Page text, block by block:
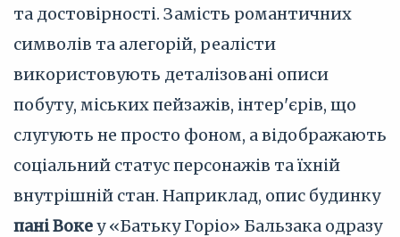
та достовірності. Замість романтичних
символів та алегорій, реалісти
використовують деталізовані описи
побуту, міських пейзажів, інтер'єрів, що
слугують не просто фоном, а відображають
соціальний статус персонажів та їхній
внутрішній стан. Наприклад, опис будинку
пані Вокеу «Батьку Горіо» Бальзака одразу